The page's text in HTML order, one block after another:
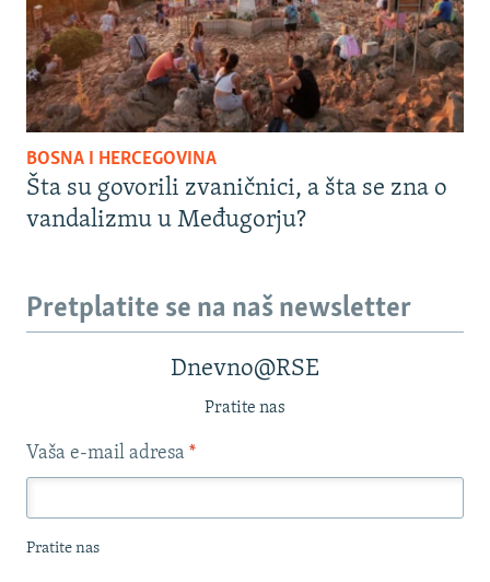
BOSNA I HERCEGOVINA
Šta su govorili zvaničnici, a šta se zna o
vandalizmu u Međugorju?
Pretplatite se na naš newsletter
Dnevno@RSE
Pratite nas
Vaša e-mail adresa *
Pratite nas